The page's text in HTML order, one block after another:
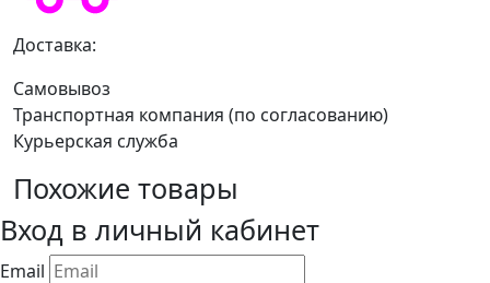
Доставка:
Самовывоз
Транспортная компания (по согласованию)
Курьерская служба
Похожие товары
Вход в личный кабинет
Email